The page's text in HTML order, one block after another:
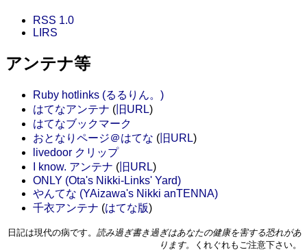
RSS 1.0
LIRS
アンテナ等
Ruby hotlinks (るるりん。)
はてなアンテナ ( 旧URL)
はてなブックマーク
おとなりページ＠はてな ( 旧URL)
livedoor クリップ
I know. アンテナ ( 旧URL)
ONLY (Ota's Nikki-Links' Yard)
やんてな (YAizawa's Nikki anTENNA)
千衣アンテナ (はてな版)
日記は現代の病です。 読み過ぎ書き過ぎはあなたの健康を害する恐れがあ
ります。
くれぐれもご注意下さい。